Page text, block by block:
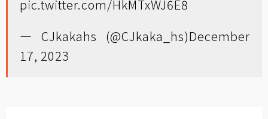
pic.twitter.com/HkMTxWJ6E8
— CJkakahs (@CJkaka_hs)December
17, 2023